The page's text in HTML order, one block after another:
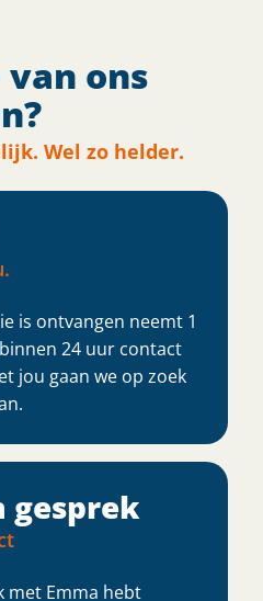
ons
Wel zo helder.
is ontvangen neemt 1
24 uur contact
jou gaan we op zoek
gesprek
met Emma hebt